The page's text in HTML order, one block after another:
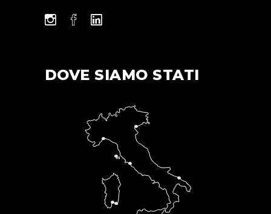
DOVE SIAMO STATI